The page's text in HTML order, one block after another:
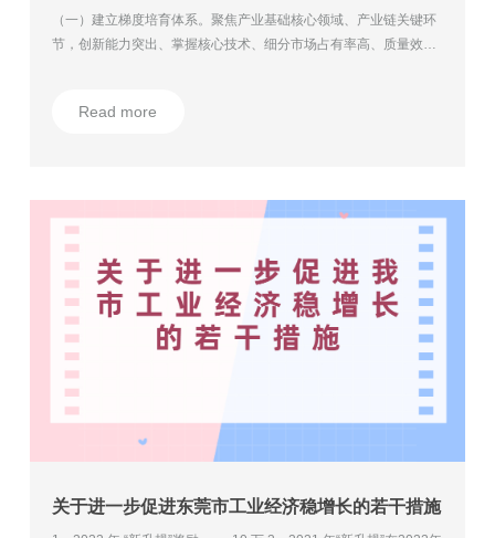
（一）建立梯度培育体系。聚焦产业基础核心领域、产业链关键环
节，创新能力突出、掌握核心技术、细分市场占有率高、质量效益
市级“专精特新”企业达到1000家，省级“专精特新”企业达到600家，
Read more
关于进一步促进东莞市工业经济稳增长的若干措施